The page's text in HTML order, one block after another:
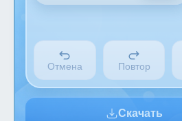
Отмена Повтор
Скачать